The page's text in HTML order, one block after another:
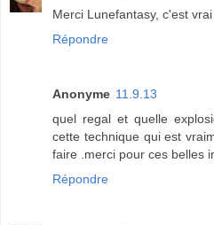
Merci Lunefantasy, c'est vrai
Répondre
Anonyme 11.9.13
quel regal et quelle
cette technique qui est
faire .merci pour ces belles
Répondre